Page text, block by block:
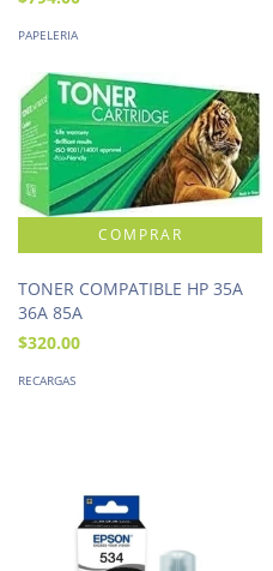
PAPELERIA
TONER COMPATIBLE HP 35A
36A 85A
$320.00
RECARGAS